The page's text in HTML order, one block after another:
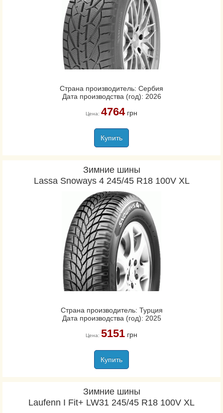
Страна производитель: Сербия
Дата производства (год): 2026
Цена: 4764грн
Купить
Зимние шины
Lassa Snoways 4 245/45 R18 100V XL
Страна производитель: Турция
Дата производства (год): 2025
Цена: 5151грн
Купить
Зимние шины
Laufenn I Fit+ LW31 245/45 R18 100V XL